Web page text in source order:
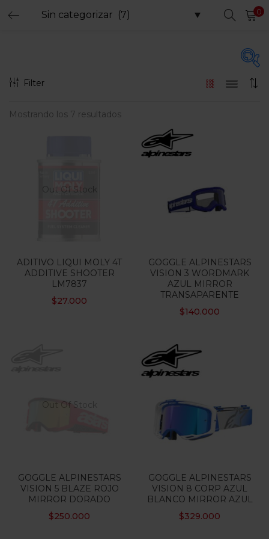
0
En oferta
Etiquetas
Filter
Mostrando los 7 resultados
Out Of Stock
ADITIVO LIQUI MOLY 4T
ADDITIVE SHOOTER
LM7837
$27.000
GOGGLE ALPINESTARS
VISION 3 WORDMARK
AZUL MIRROR
TRANSAPARENTE
$140.000
Out Of Stock
GOGGLE ALPINESTARS
VISION 5 BLAZE ROJO
MIRROR DORADO
$250.000
GOGGLE ALPINESTARS
VISION 8 CORP AZUL
BLANCO MIRROR AZUL
$329.000
LOGIN REGISTER
Remember me
Login